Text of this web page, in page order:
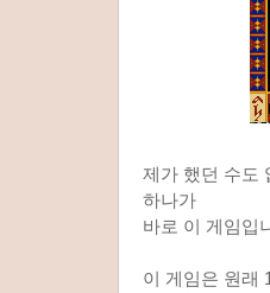
제가 했던 수도
하나가
바로 이 게임
이 게임은 원래